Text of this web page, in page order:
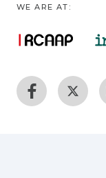
WE ARE AT: